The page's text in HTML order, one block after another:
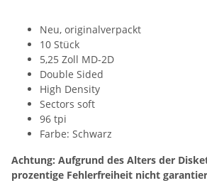
Neu, originalverpackt
10 Stück
5,25 Zoll MD-2D
Double Sided
High Density
Sectors soft
96 tpi
Farbe: Schwarz
Achtung: Aufgrund des Alters der
prozentige Fehlerfreiheit nicht